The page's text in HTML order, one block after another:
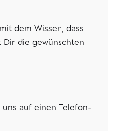
dem Wissen, dass
Dir die gewünschten
auf einen Telefon-